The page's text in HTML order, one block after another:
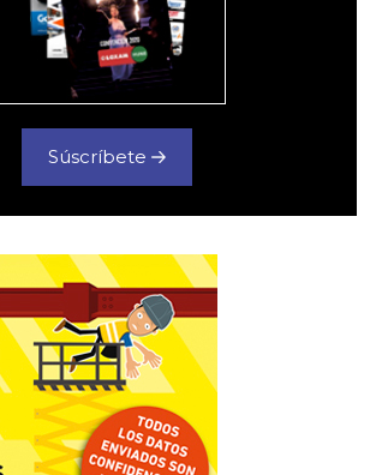
Súscríbete